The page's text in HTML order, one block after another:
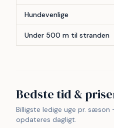
Hundevenlige
Under 500 m til stranden
Bedste tid &
Billigste ledige uge pr. sæson
opdateres dagligt.